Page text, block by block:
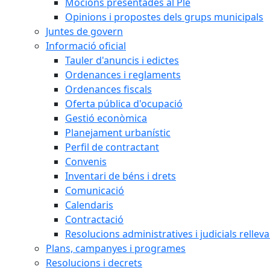
Opinions i propostes dels grups municipals
Juntes de govern
Informació oficial
Tauler d'anuncis i edictes
Ordenances i reglaments
Ordenances fiscals
Oferta pública d'ocupació
Gestió econòmica
Planejament urbanístic
Perfil de contractant
Convenis
Inventari de béns i drets
Comunicació
Calendaris
Contractació
Resolucions administratives i judicials
Plans, campanyes i programes
Resolucions i decrets